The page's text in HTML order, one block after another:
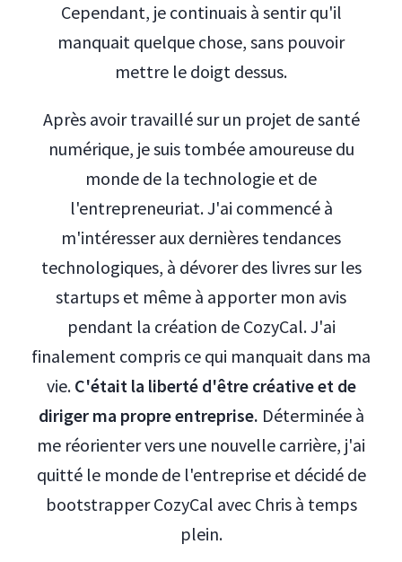
Cependant, je continuais à sentir qu'il
manquait quelque chose, sans pouvoir
mettre le doigt dessus.
Après avoir travaillé sur un projet de santé
numérique, je suis tombée amoureuse du
monde de la technologie et de
l'entrepreneuriat. J'ai commencé à
m'intéresser aux dernières tendances
technologiques, à dévorer des livres sur les
startups et même à apporter mon avis
pendant la création de CozyCal. J'ai
finalement compris ce qui manquait dans ma
vie. C'était la liberté d'être créative et de
diriger ma propre entreprise. Déterminée à
me réorienter vers une nouvelle carrière, j'ai
quitté le monde de l'entreprise et décidé de
bootstrapper CozyCal avec Chris à temps
plein.